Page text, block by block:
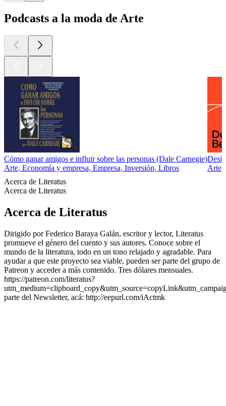
Podcasts a la moda de Arte
Cómo ganar amigos e influir sobre las personas (Dale Carnegie)
Arte, Economía y empresa, Empresa, Inversión, Libros
Arte,
Acerca de Literatus
Acerca de Literatus
Acerca de Literatus
Dirigido por Federico Baraya Galán, escritor y lector, Literatus
promueve el género del cuento y sus autores. Conoce sobre el
mundo de la literatura, todo en un tono relajado y agradable. Para
ayudar a que este proyecto sea viable, pueden ser parte del grupo de
Patreon y acceder a más contenido. Tres dólares mensuales.
https://patreon.com/literatus?
parte del Newsletter, acá: http://eepurl.com/iActmk